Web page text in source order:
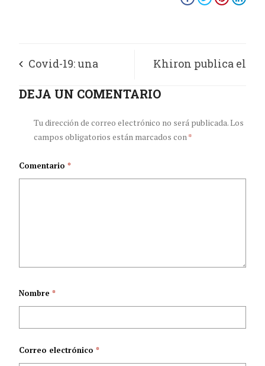
Covid-19: una
pandemia con
nombre de mujer
Khiron publica el
más grande estudio
de Latinoamérica
de sus productos
DEJA UN COMENTARIO
Tu dirección de correo electrónico no será publicada.Los
campos obligatorios están marcados con *
Comentario*
Nombre*
Correo electrónico*